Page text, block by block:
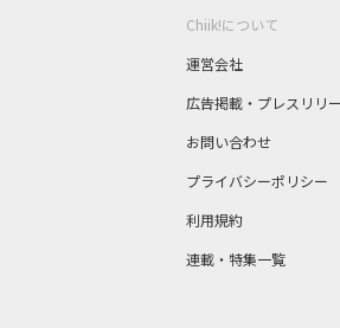
Chiik!について
運営会社
広告掲載・プレスリリ
お問い合わせ
プライバシーポリシー
利用規約
連載・特集一覧